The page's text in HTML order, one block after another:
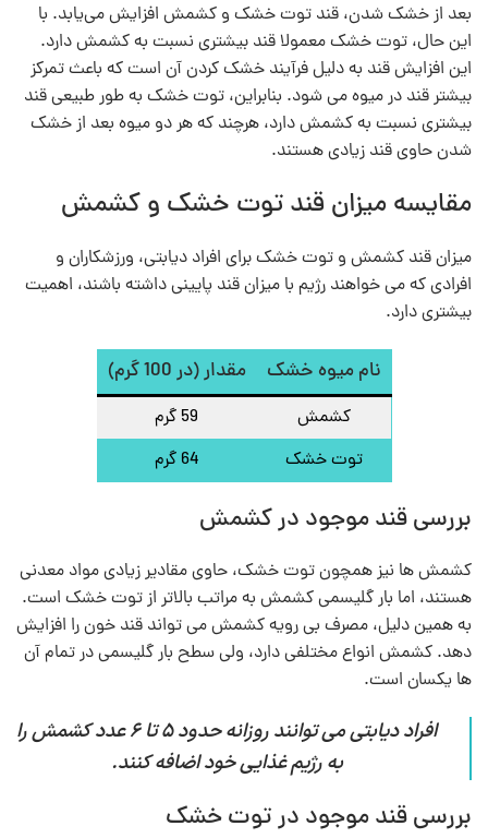
بعد از خشک شدن، قند توت خشک و کشمش افزایش می‌یابد. با
این حال، توت خشک معمولا قند بیشتری نسبت به کشمش دارد.
این افزایش قند به دلیل فرآیند خشک‌ کردن آن است که باعث تمرکز
بیشتر قند در میوه می‌ شود. بنابراین، توت خشک به طور طبیعی قند
بیشتری نسبت به کشمش دارد، هرچند که هر دو میوه بعد از خشک
شدن حاوی قند زیادی هستند.
مقایسه میزان قند توت خشک و کشمش
میزان قند کشمش و توت خشک برای افراد دیابتی، ورزشکاران و
افرادی که می‌ خواهند رژیم با میزان قند پایینی داشته باشند، اهمیت
بیشتری دارد.
نام میوه خشک مقدار (در 100 گرم)
کشمش
59 گرم
توت خشک
64 گرم
بررسی قند موجود در کشمش
کشمش‌ ها نیز همچون توت خشک، حاوی مقادیر زیادی مواد معدنی
هستند، اما بار گلیسمی کشمش به مراتب بالاتر از توت خشک است.
به همین دلیل، مصرف بی‌ رویه کشمش می‌ تواند قند خون را افزایش
دهد. کشمش انواع مختلفی دارد، ولی سطح بار گلیسمی در تمام آن‌
ها یکسان است.
افراد دیابتی می‌ توانند روزانه حدود 5 تا 6 عدد کشمش را
به رژیم غذایی خود اضافه کنند.
بررسی قند موجود در توت خشک